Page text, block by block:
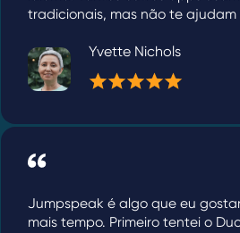
tradicionais, mas não te ajudam
Yvette Nichols
Jumpspeak é algo que eu
mais tempo. Primeiro tentei o